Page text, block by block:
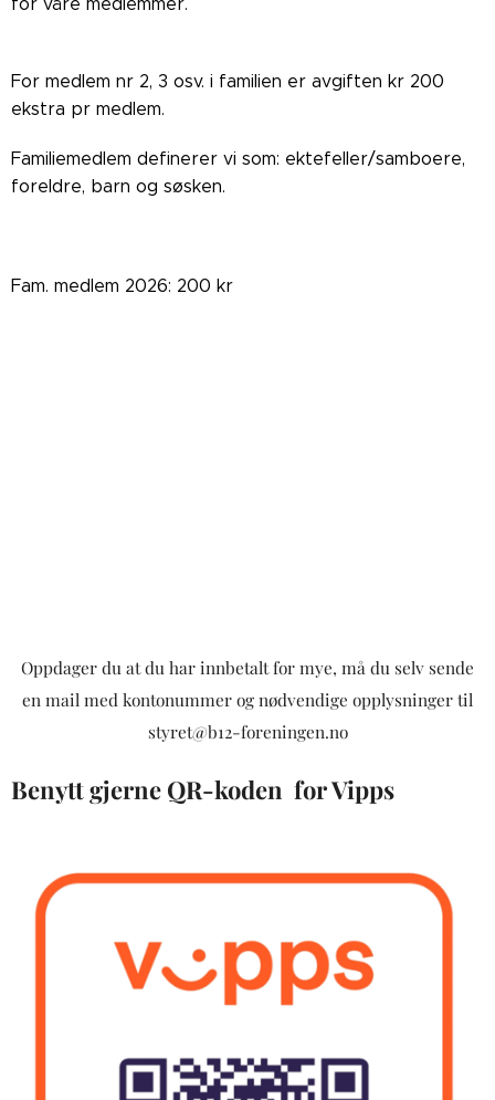
For medlem nr 2, 3 osv. i familien er avgiften kr 200
ekstra pr medlem.
Familiemedlem definerer vi som: ektefeller/samboere,
foreldre, barn og søsken.
Fam. medlem 2026: 200 kr
Oppdager du at du har innbetalt for mye, må du selv sende
en mail med kontonummer og nødvendige opplysninger til
styret@b12-foreningen.no
Benytt gjerne QR-koden for Vipps